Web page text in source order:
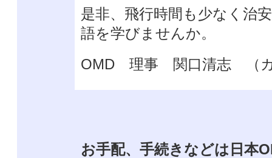
是非、飛行時間も少なく治
語を学びませんか。
OMD 理事 関口清志 （
お手配、手続きなどは日本